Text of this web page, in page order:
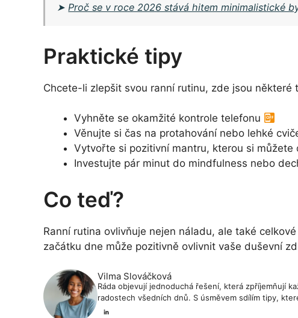
➤ Proč se v roce 2026 stává hitem minimalistické
Praktické tipy
Chcete-li zlepšit svou ranní rutinu, zde jsou
Vyhněte se okamžité kontrole telefonu
Věnujte si čas na protahování nebo lehké
Vytvořte si pozitivní mantru, kterou si můžete
Investujte pár minut do mindfulness nebo
Co teď?
Ranní rutina ovlivňuje nejen náladu, ale také
začátku dne může pozitivně ovlivnit vaše duševní
Vilma Slováčková
Ráda objevují jednoduchá řešení, která zpříjemňují
radostech všedních dnů. S úsměvem sdílím tipy,